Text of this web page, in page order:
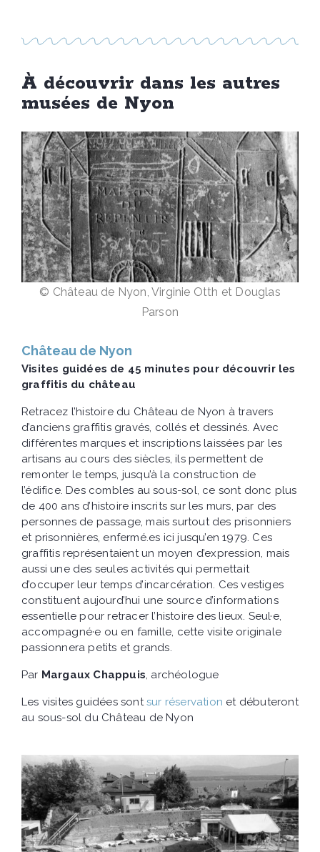
À découvrir dans les autres
musées de Nyon
© Château de Nyon, Virginie Otth et Douglas
Parson
Château de Nyon
Visites guidées de 45 minutes pour découvrir les
graffitis du château
Retracez l’histoire du Château de Nyon à travers
d’anciens graffitis gravés, collés et dessinés. Avec
différentes marques et inscriptions laissées par les
artisans au cours des siècles, ils permettent de
remonter le temps, jusqu’à la construction de
l’édifice. Des combles au sous-sol, ce sont donc plus
de 400 ans d’histoire inscrits sur les murs, par des
personnes de passage, mais surtout des prisonniers
et prisonnières, enfermé.es ici jusqu’en 1979. Ces
graffitis représentaient un moyen d’expression, mais
aussi une des seules activités qui permettait
d’occuper leur temps d’incarcération. Ces vestiges
constituent aujourd’hui une source d’informations
essentielle pour retracer l’histoire des lieux. Seul·e,
accompagné·e ou en famille, cette visite originale
passionnera petits et grands.
Par Margaux Chappuis, archéologue
Les visites guidées sontsur réservation et débuteront
au sous-sol du Château de Nyon